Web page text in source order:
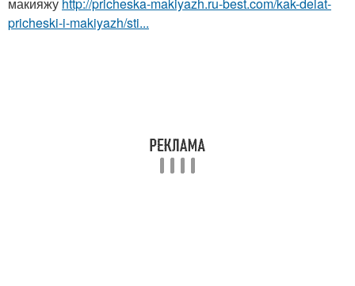
макияжу http://pricheska-makiyazh.ru-best.com/kak-delat-
pricheski-i-makiyazh/sti...